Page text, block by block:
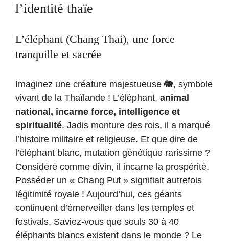
l’identité thaïe
L’éléphant (Chang Thai), une force
tranquille et sacrée
Imaginez une créature majestueuse 🐘, symbole
vivant de la Thaïlande ! L’éléphant, animal
national, incarne force, intelligence et
spiritualité. Jadis monture des rois, il a marqué
l’histoire militaire et religieuse. Et que dire de
l’éléphant blanc, mutation génétique rarissime ?
Considéré comme divin, il incarne la prospérité.
Posséder un « Chang Put » signifiait autrefois
légitimité royale ! Aujourd’hui, ces géants
continuent d’émerveiller dans les temples et
festivals. Saviez-vous que seuls 30 à 40
éléphants blancs existent dans le monde ? Le